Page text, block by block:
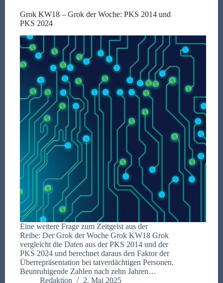
Grok KW18 – Grok der Woche: PKS 2014 und
PKS 2024
Eine weitere Frage zum Zeitgeist aus der
Reihe: Der Grok der Woche Grok KW18 Grok
vergleicht die Daten aus der PKS 2014 und der
PKS 2024 und berechnet daraus den Faktor der
Überrepräsentation bei tatverdächtigen Personen.
Beunruhigende Zahlen nach zehn Jahren…
Redaktion
2. Mai 2025